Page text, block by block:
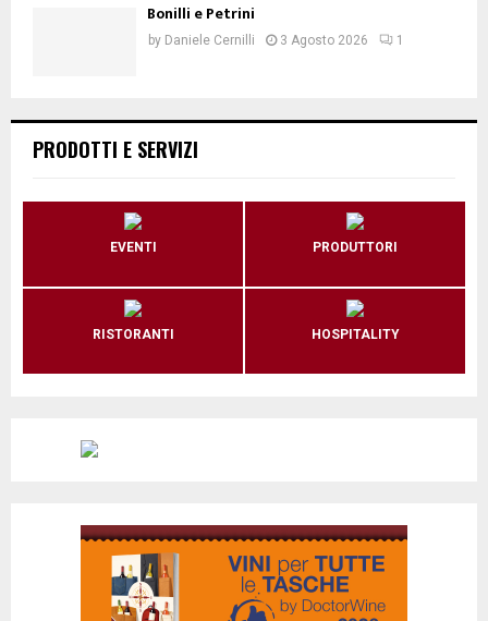
Bonilli e Petrini
by Daniele Cernilli 3 Agosto 2026 1
PRODOTTI E SERVIZI
EVENTI PRODUTTORI
RISTORANTI HOSPITALITY